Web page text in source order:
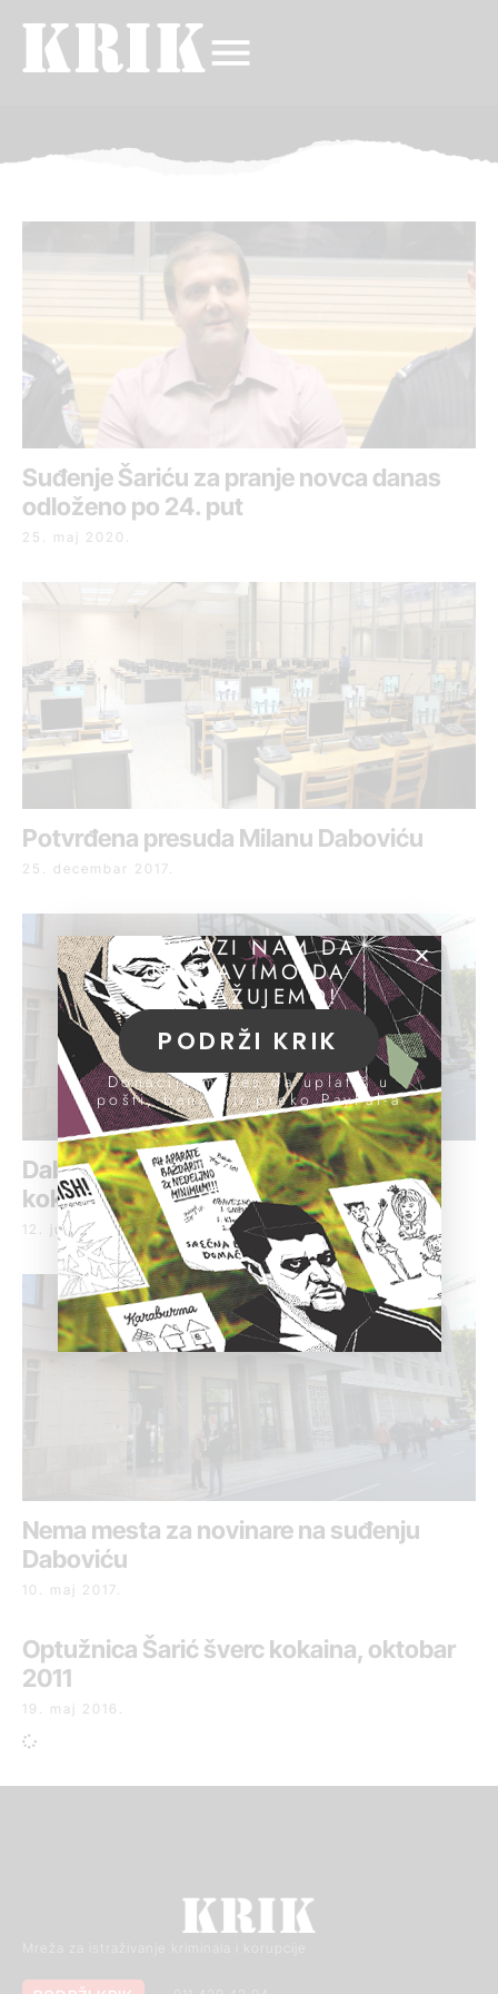
Suđenje Šariću za pranje novca danas
odloženo po 24. put
25. maj 2020.
Potvrđena presuda Milanu Daboviću
25. decembar 2017.
Daboviću šest godina zatvora zbog
kokaina
12. jul 2017.
Nema mesta za novinare na suđenju
Daboviću
10. maj 2017.
Optužnica Šarić šverc kokaina, oktobar
2011
19. maj 2016.
Mreža za istraživanje kriminala i korupcije
POMOZI NAM DA
NASTAVIMO DA
ISTRAŽUJEMO!
PODRŽI KRIK
Donacije možeš da uplatiš u
pošti, banci ili preko PayPal-a